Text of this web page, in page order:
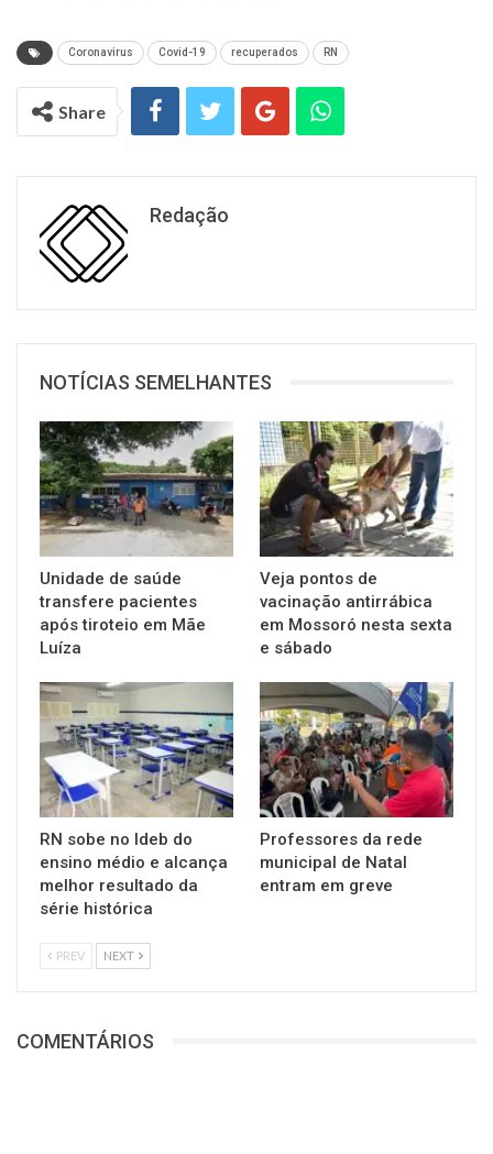
Coronavirus Covid-19 recuperados RN
Share
Redação
NOTÍCIAS SEMELHANTES
Unidade de saúde
transfere pacientes
após tiroteio em Mãe
Luíza
Veja pontos de
vacinação antirrábica
em Mossoró nesta sexta
e sábado
RN sobe no Ideb do
ensino médio e alcança
melhor resultado da
série histórica
Professores da rede
municipal de Natal
entram em greve
PREV NEXT
COMENTÁRIOS